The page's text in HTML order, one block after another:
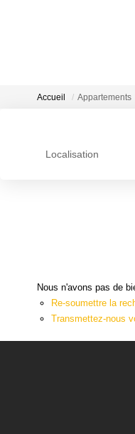
Accueil Appartements
Localisation
Nous n'avons pas de
Re-soumettre la
Transmettez-nous